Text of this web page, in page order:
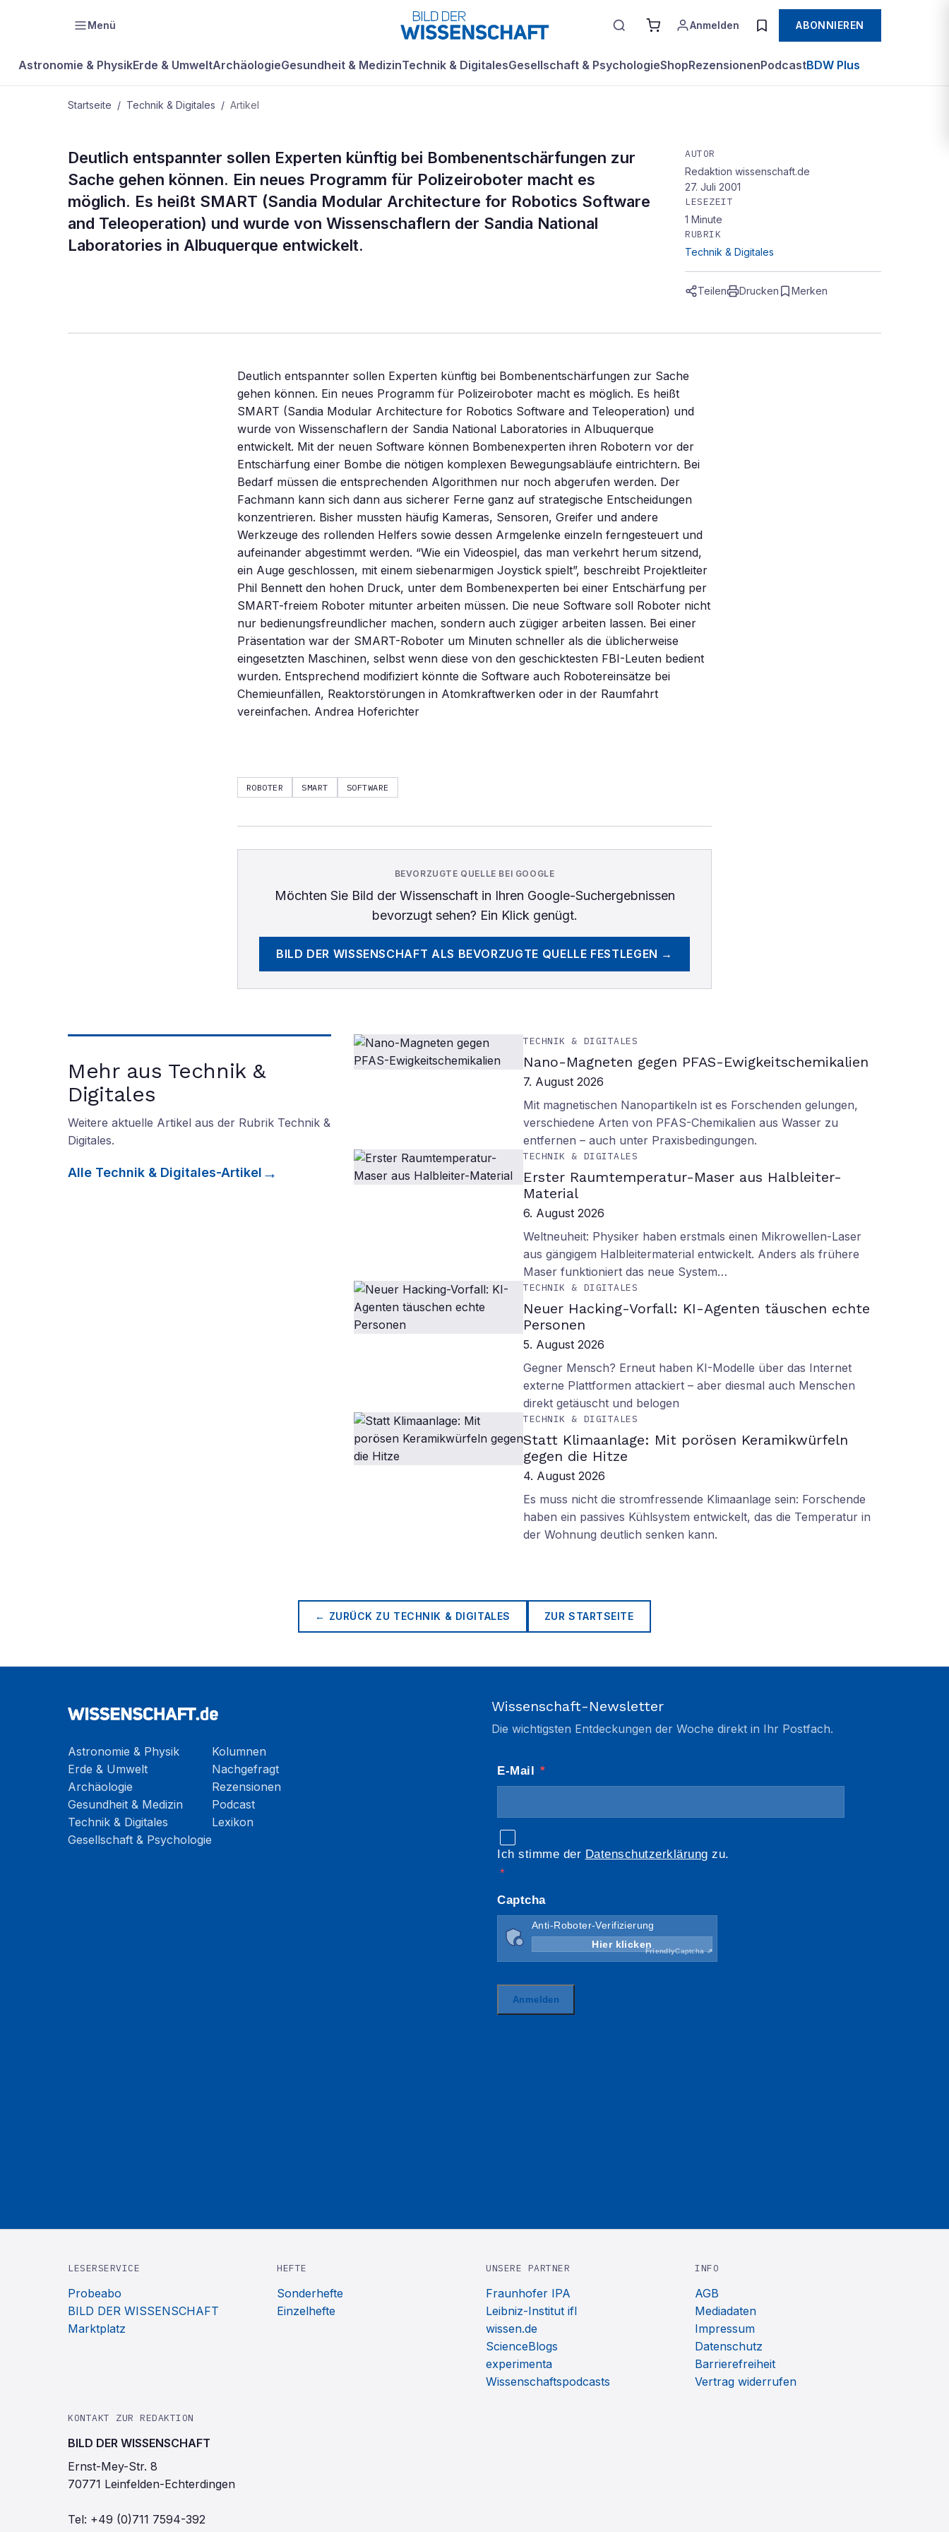
Menü Anmelden ABONNIEREN
Astronomie & PhysikErde & UmweltArchäologieGesundheit & MedizinTechnik & DigitalesGesellschaft & PsychologieShopRezensionenPodcastBDW Plus
Startseite / Technik & Digitales / Artikel
TECHNIK & DIGITALES
Neue Software verbessert
Polizeiroboter beim Entschärfen
Deutlich entspannter sollen Experten künftig bei Bombenentschärfungen zur
Sache gehen können. Ein neues Programm für Polizeiroboter macht es
möglich. Es heißt SMART (Sandia Modular Architecture for Robotics Software
and Teleoperation) und wurde von Wissenschaflern der Sandia National
Laboratories in Albuquerque entwickelt.
AUTOR
Redaktion wissenschaft.de
27. Juli 2001
LESEZEIT
1 Minute
RUBRIK
Technik & Digitales
Teilen Drucken Merken
Deutlich entspannter sollen Experten künftig bei Bombenentschärfungen zur Sache
gehen können. Ein neues Programm für Polizeiroboter macht es möglich. Es heißt
SMART (Sandia Modular Architecture for Robotics Software and Teleoperation) und
wurde von Wissenschaflern der Sandia National Laboratories in Albuquerque
entwickelt. Mit der neuen Software können Bombenexperten ihren Robotern vor der
Entschärfung einer Bombe die nötigen komplexen Bewegungsabläufe eintrichtern. Bei
Bedarf müssen die entsprechenden Algorithmen nur noch abgerufen werden. Der
Fachmann kann sich dann aus sicherer Ferne ganz auf strategische Entscheidungen
konzentrieren. Bisher mussten häufig Kameras, Sensoren, Greifer und andere
Werkzeuge des rollenden Helfers sowie dessen Armgelenke einzeln ferngesteuert und
aufeinander abgestimmt werden. “Wie ein Videospiel, das man verkehrt herum sitzend,
ein Auge geschlossen, mit einem siebenarmigen Joystick spielt”, beschreibt Projektleiter
Phil Bennett den hohen Druck, unter dem Bombenexperten bei einer Entschärfung per
SMART-freiem Roboter mitunter arbeiten müssen. Die neue Software soll Roboter nicht
nur bedienungsfreundlicher machen, sondern auch zügiger arbeiten lassen. Bei einer
Präsentation war der SMART-Roboter um Minuten schneller als die üblicherweise
eingesetzten Maschinen, selbst wenn diese von den geschicktesten FBI-Leuten bedient
wurden. Entsprechend modifiziert könnte die Software auch Robotereinsätze bei
Chemieunfällen, Reaktorstörungen in Atomkraftwerken oder in der Raumfahrt
vereinfachen. Andrea Hoferichter
ROBOTER SMART SOFTWARE
BEVORZUGTE QUELLE BEI GOOGLE
Möchten Sie Bild der Wissenschaftin Ihren Google-Suchergebnissen
bevorzugt sehen? Ein Klick genügt.
BILD DER WISSENSCHAFT ALS BEVORZUGTE QUELLE FESTLEGEN →
Mehr aus Technik &
Digitales
Weitere aktuelle Artikel aus der Rubrik Technik &
Digitales.
Alle Technik & Digitales-Artikel
TECHNIK & DIGITALES
Nano-Magneten gegen PFAS-Ewigkeitschemikalien
7. August 2026
Mit magnetischen Nanopartikeln ist es Forschenden gelungen,
verschiedene Arten von PFAS-Chemikalien aus Wasser zu
entfernen – auch unter Praxisbedingungen.
TECHNIK & DIGITALES
Erster Raumtemperatur-Maser aus Halbleiter-
Material
6. August 2026
Weltneuheit: Physiker haben erstmals einen Mikrowellen-Laser
aus gängigem Halbleitermaterial entwickelt. Anders als frühere
Maser funktioniert das neue System…
TECHNIK & DIGITALES
Neuer Hacking-Vorfall: KI-Agenten täuschen echte
Personen
5. August 2026
Gegner Mensch? Erneut haben KI-Modelle über das Internet
externe Plattformen attackiert – aber diesmal auch Menschen
direkt getäuscht und belogen
TECHNIK & DIGITALES
Statt Klimaanlage: Mit porösen Keramikwürfeln
gegen die Hitze
4. August 2026
Es muss nicht die stromfressende Klimaanlage sein: Forschende
haben ein passives Kühlsystem entwickelt, das die Temperatur in
der Wohnung deutlich senken kann.
← ZURÜCK ZU TECHNIK & DIGITALES ZUR STARTSEITE
Astronomie & Physik
Erde & Umwelt
Archäologie
Gesundheit & Medizin
Technik & Digitales
Gesellschaft & Psychologie
Kolumnen
Nachgefragt
Rezensionen
Podcast
Lexikon
Wissenschaft-Newsletter
Die wichtigsten Entdeckungen der Woche direkt in Ihr Postfach.
LESERSERVICE
Probeabo
BILD DER WISSENSCHAFT
Marktplatz
HEFTE
Sonderhefte
Einzelhefte
UNSERE PARTNER
Fraunhofer IPA
Leibniz-Institut ifl
wissen.de
ScienceBlogs
experimenta
Wissenschaftspodcasts
INFO
AGB
Mediadaten
Impressum
Datenschutz
Barrierefreiheit
Vertrag widerrufen
KONTAKT ZUR REDAKTION
BILD DER WISSENSCHAFT
Ernst-Mey-Str. 8
70771 Leinfelden-Echterdingen
Tel: +49 (0)711 7594-392